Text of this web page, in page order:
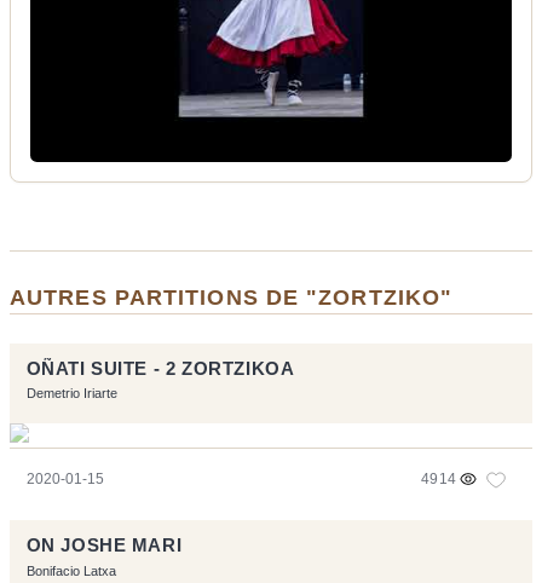
AUTRES PARTITIONS DE "ZORTZIKO"
OÑATI SUITE - 2 ZORTZIKOA
Demetrio Iriarte
2020-01-15 4914
ON JOSHE MARI
Bonifacio Latxa